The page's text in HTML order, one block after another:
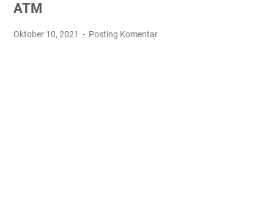
ATM
Oktober 10, 2021 Posting Komentar